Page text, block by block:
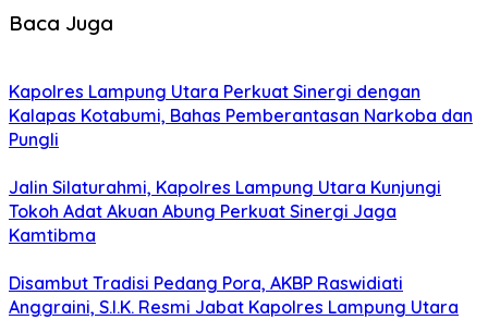
Baca Juga
Kapolres Lampung Utara Perkuat Sinergi dengan
Kalapas Kotabumi, Bahas Pemberantasan Narkoba dan
Pungli
Jalin Silaturahmi, Kapolres Lampung Utara Kunjungi
Tokoh Adat Akuan Abung Perkuat Sinergi Jaga
Kamtibma
Disambut Tradisi Pedang Pora, AKBP Raswidiati
Anggraini, S.I.K. Resmi Jabat Kapolres Lampung Utara